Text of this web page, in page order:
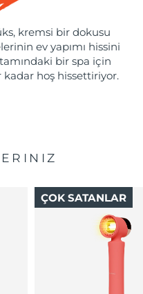
kremsi bir dokusu
ev yapımı hissini
bir spa için
kadar hoş hissettiriyor.
ÇOK SATANLAR